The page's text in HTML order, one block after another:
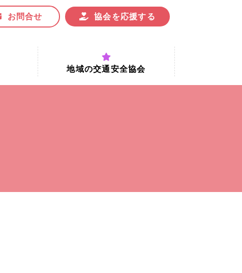
お問合せ 協会を応援する
付時間
地域の交通安全協会